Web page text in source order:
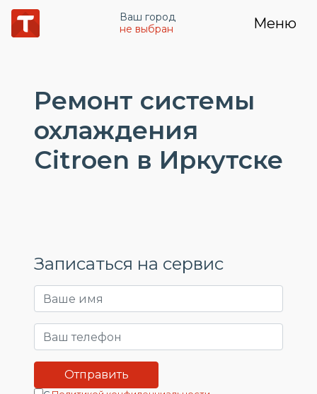
Ваш город
не выбран
Меню
Ремонт системы
охлаждения
Citroen в Иркутске
Записаться на сервис